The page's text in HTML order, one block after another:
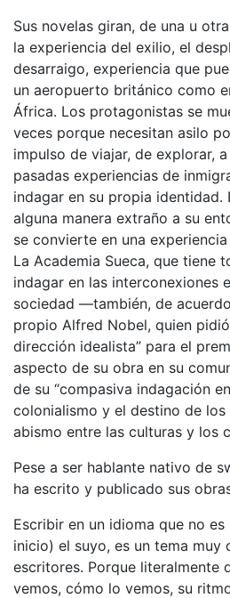
Sus novelas giran, de una u
la experiencia del exilio, el
desarraigo, experiencia que
un aeropuerto británico como
África. Los protagonistas se
veces porque necesitan asilo
impulso de viajar, de explorar,
pasadas experiencias de
indagar en su propia identidad.
alguna manera extraño a su
se convierte en una
La Academia Sueca, que tiene
indagar en las interconexiones
sociedad —también, de
propio Alfred Nobel, quien
dirección idealista” para el
aspecto de su obra en su
de su “compasiva indagación
colonialismo y el destino de los
abismo entre las culturas y los
Pese a ser hablante nativo de
ha escrito y publicado sus
Escribir en un idioma que no
inicio) el suyo, es un tema muy
escritores. Porque literalmente
vemos, cómo lo vemos, su